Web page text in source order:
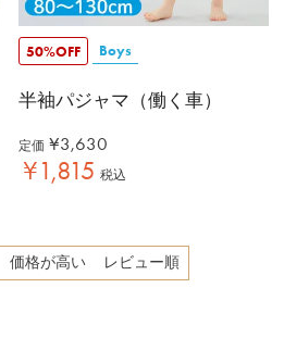
50%OFF Boys
半袖パジャマ（働く車）
定価 ¥3,630
¥1,815 税込
価格が高い レビュー順